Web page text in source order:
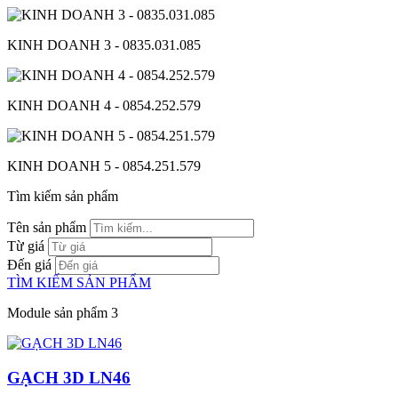
KINH DOANH 3 - 0835.031.085
KINH DOANH 4 - 0854.252.579
KINH DOANH 5 - 0854.251.579
Tìm kiếm sản phẩm
Tên sản phẩm
Từ giá
Đến giá
TÌM KIẾM SẢN PHẨM
Module sản phẩm 3
GẠCH 3D LN46